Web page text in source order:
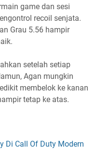
game dan sesi
recoil senjata.
Grau 5.56 hampir
setelah setiap
Agan mungkin
membelok ke kanan
tetap ke atas.
Di Call Of Duty Modern